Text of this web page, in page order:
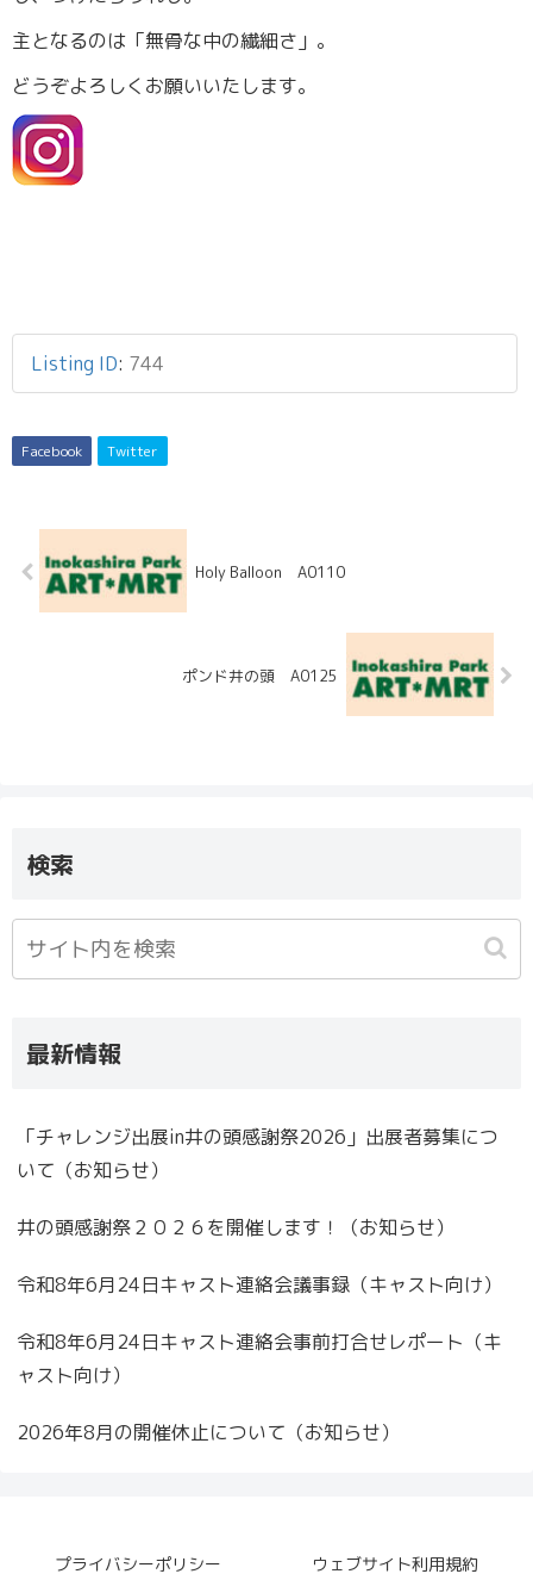
主となるのは「無骨な中の繊細さ」。
どうぞよろしくお願いいたします。
Listing ID: 744
Facebook Twitter
Holy Balloon A0110
ポンド井の頭 A0125
検索
最新情報
「チャレンジ出展in井の頭感謝祭2026」出展者募集につ
いて（お知らせ）
井の頭感謝祭２０２６を開催します！（お知らせ）
令和8年6月24日キャスト連絡会議事録（キャスト向け）
令和8年6月24日キャスト連絡会事前打合せレポート（キ
ャスト向け）
2026年8月の開催休止について（お知らせ）
プライバシーポリシー ウェブサイト利用規約